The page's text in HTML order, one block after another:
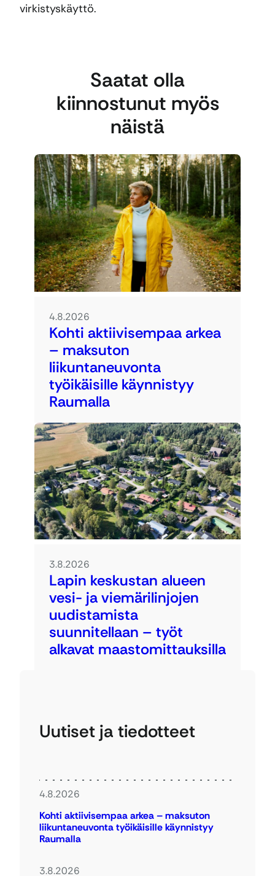
virkistyskäyttö.
Saatat olla
kiinnostunut myös
näistä
4.8.2026
Kohti aktiivisempaa arkea
– maksuton
liikuntaneuvonta
työikäisille käynnistyy
Raumalla
3.8.2026
Lapin keskustan alueen
vesi- ja viemärilinjojen
uudistamista
suunnitellaan – työt
alkavat maastomittauksilla
Uutiset ja tiedotteet
4.8.2026
Kohti aktiivisempaa arkea – maksuton
liikuntaneuvonta työikäisille käynnistyy
Raumalla
3.8.2026